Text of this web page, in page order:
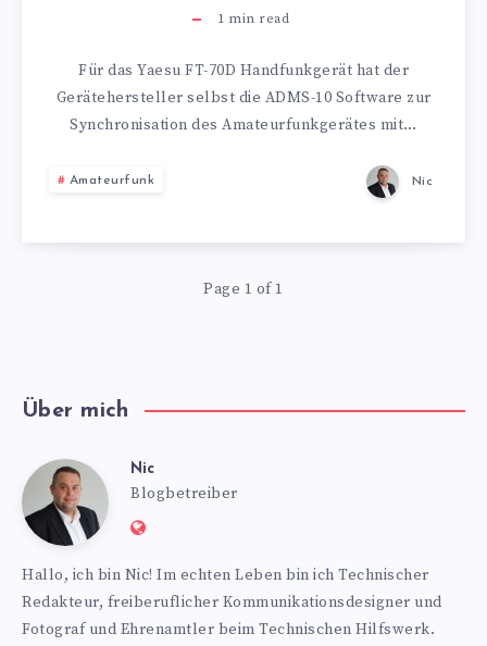
MIT
ADMS-
10
SOFTWARE
1 min read
Für das Yaesu FT-70D Handfunkgerät hat der
Gerätehersteller selbst die ADMS-10 Software zur
Synchronisation des Amateurfunkgerätes mit…
Amateurfunk Nic
Page 1 of 1
Über mich
Nic Nic
Blogbetreiber
Website:
Hallo, ich bin Nic! Im echten Leben bin ich Technischer
Redakteur, freiberuflicher Kommunikationsdesigner und
Fotograf und Ehrenamtler beim Technischen Hilfswerk.